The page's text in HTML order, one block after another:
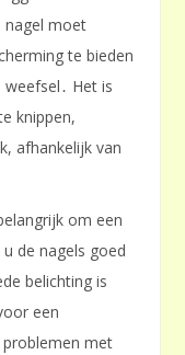
nagel moet
te bieden
Het is
knippen,
afhankelijk van
om een
de nagels goed
belichting is
een
met